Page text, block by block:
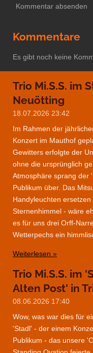
Kommentar absenden
Kommentare
Es gibt noch keine
Trio Mi.S.S. im
Neuötting
18.07.2026 23:42
Im Rahmen der
Konzert im Mauthof
Gewitters erfolgte der
ohne die ursprünglich
Atmosphäre sprang der
Publikum über. Das
Handyleuchten
Sternenhimmel - wäre
es für uns drei Orff-
Wetterpechs ein
Weiterlesen »
Trio Mi.S.S. im
Alten Post' in
08.06.2026 17:40
Wow, was war dies für
'Stadl' - der einem
Publikum - das unsere